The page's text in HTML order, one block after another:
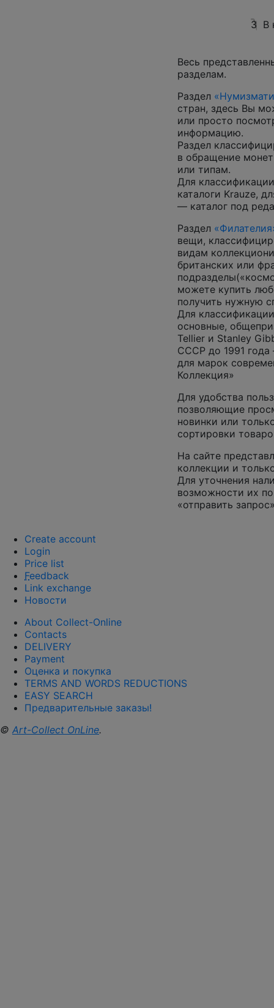
3 В
Весь
разделам.
Раздел
стран, здесь Вы
или просто
информацию.
Раздел
в обращение
или типам.
Для
каталоги Krauze,
— каталог под
Раздел
вещи,
видам
британских или
можете купить
получить нужную
Для
основные,
Tellier и Stanley
СССР до 1991
для марок
Коллекция»
Для удобства
позволяющие
новинки или
сортировки
На сайте
коллекции и
Для уточнения
возможности их
«отправить
Create account
Login
Price list
Feedback
Link exchange
Новости
About Collect-Online
Contacts
DELIVERY
Payment
Оценка и покупка
TERMS AND WORDS REDUCTIONS
EASY SEARCH
Предварительные заказы!
© Art-Collect OnLine.